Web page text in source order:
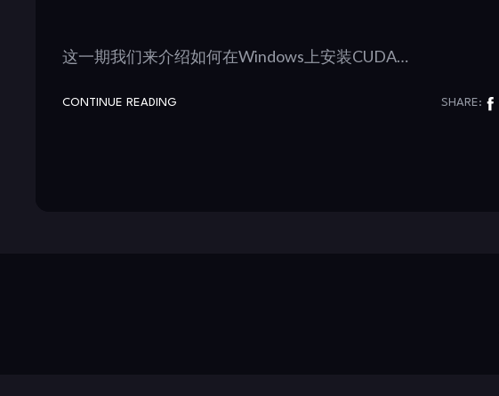
这一期我们来介绍如何在Windows上安装CUDA…
CONTINUE READING SHARE: